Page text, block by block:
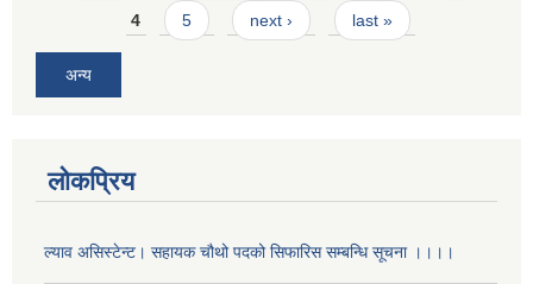
4 5 next › last »
अन्य
लोकप्रिय
ल्याव असिस्टेन्ट। सहायक चौथो पदको सिफारिस सम्बन्धि सूचना ।।।।